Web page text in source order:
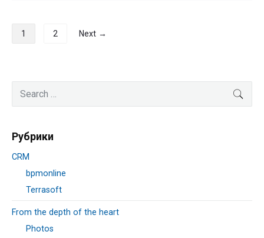
Навигация
по
1 2 Next →
Primary
Sidebar
for:
Рубрики
CRM
bpmonline
Terrasoft
From the depth of the heart
Photos